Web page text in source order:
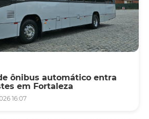
ônibus automático entra
em Fortaleza
16:07